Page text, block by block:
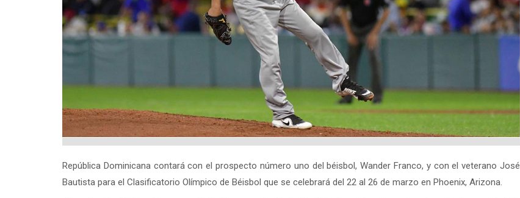
República Dominicana contará con el prospecto número uno del béisbol, Wander Franco, y con el veterano José
Bautista para el Clasificatorio Olímpico de Béisbol que se celebrará del 22 al 26 de marzo en Phoenix, Arizona.